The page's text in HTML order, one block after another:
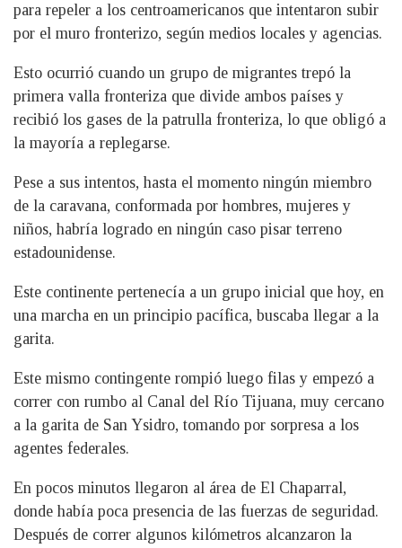
para repeler a los centroamericanos que intentaron subir
por el muro fronterizo, según medios locales y agencias.
Esto ocurrió cuando un grupo de migrantes trepó la
primera valla fronteriza que divide ambos países y
recibió los gases de la patrulla fronteriza, lo que obligó a
la mayoría a replegarse.
Pese a sus intentos, hasta el momento ningún miembro
de la caravana, conformada por hombres, mujeres y
niños, habría logrado en ningún caso pisar terreno
estadounidense.
Este continente pertenecía a un grupo inicial que hoy, en
una marcha en un principio pacífica, buscaba llegar a la
garita.
Este mismo contingente rompió luego filas y empezó a
correr con rumbo al Canal del Río Tijuana, muy cercano
a la garita de San Ysidro, tomando por sorpresa a los
agentes federales.
En pocos minutos llegaron al área de El Chaparral,
donde había poca presencia de las fuerzas de seguridad.
Después de correr algunos kilómetros alcanzaron la